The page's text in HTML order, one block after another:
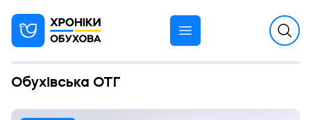
Обухівська ОТГ